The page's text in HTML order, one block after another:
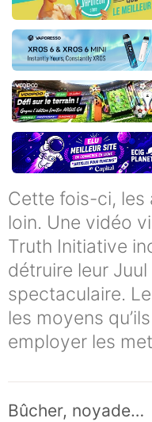
Cette fois-ci,
loin. Une vidéo
Truth Initiative
détruire leur
spectaculaire.
les moyens
employer les
Bûcher, noyade…